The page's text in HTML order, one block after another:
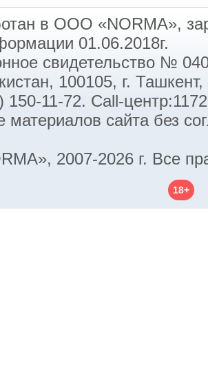
в ООО «NORMA»,
01.06.2018г.
свидетельство №
100105, г.
150-11-72. Call-
материалов сайта без
2007-2026 г. Все
18+